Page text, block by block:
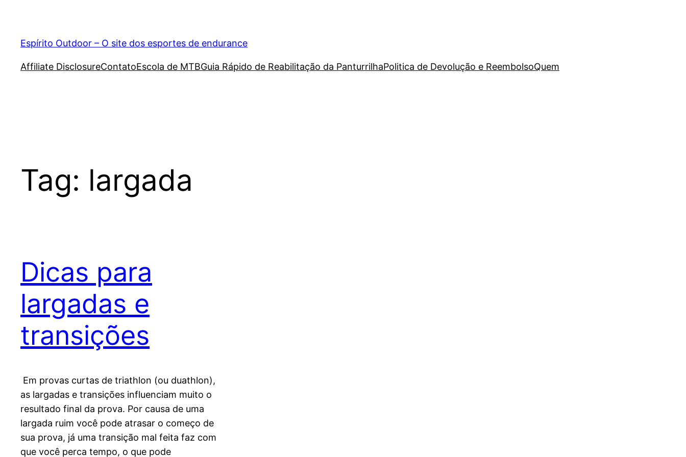
Espírito Outdoor – O site dos esportes de endurance
Affiliate DisclosureContatoEscola de MTBGuia Rápido de Reabilitação da PanturrilhaPolitica de Devolução e ReembolsoQuem
Tag: largada
Dicas para
largadas e
transições
Em provas curtas de triathlon (ou duathlon),
as largadas e transições influenciam muito o
resultado final da prova. Por causa de uma
largada ruim você pode atrasar o começo de
sua prova, já uma transição mal feita faz com
que você perca tempo, o que pode